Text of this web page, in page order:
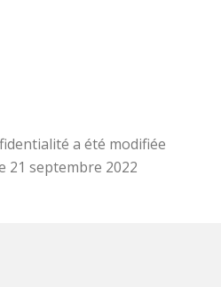
a été modifiée
21 septembre 2022